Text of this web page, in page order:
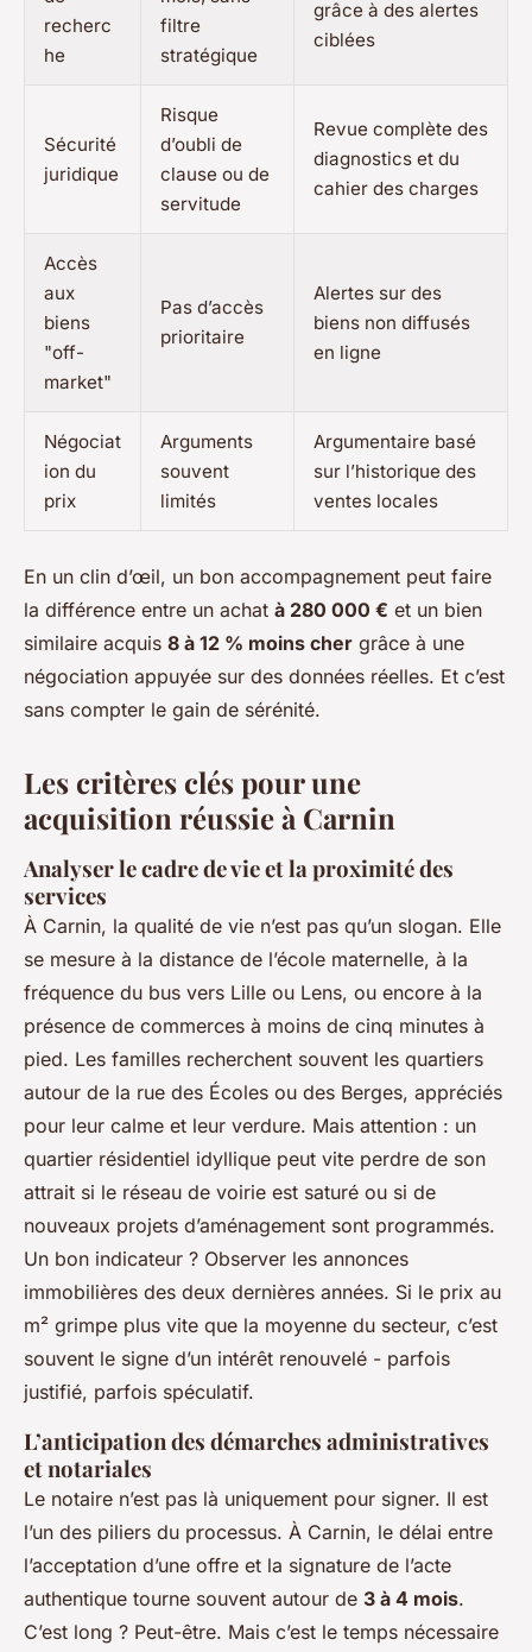
recherc
he
filtre
stratégique
grâce à des alertes
ciblées
Sécurité
juridique
Risque
d’oubli de
clause ou de
servitude
Revue complète des
diagnostics et du
cahier des charges
Accès
aux
biens
"off-
market"
Pas d’accès
prioritaire
Alertes sur des
biens non diffusés
en ligne
Négociat
ion du
prix
Arguments
souvent
limités
Argumentaire basé
sur l’historique des
ventes locales
En un clin d’œil, un bon accompagnement peut faire
la différence entre un achat à 280 000 € et un bien
similaire acquis 8 à 12 % moins cher grâce à une
négociation appuyée sur des données réelles. Et c’est
sans compter le gain de sérénité.
Les critères clés pour une
acquisition réussie à Carnin
Analyser le cadre de vie et la proximité des
services
À Carnin, la qualité de vie n’est pas qu’un slogan. Elle
se mesure à la distance de l’école maternelle, à la
fréquence du bus vers Lille ou Lens, ou encore à la
présence de commerces à moins de cinq minutes à
pied. Les familles recherchent souvent les quartiers
autour de la rue des Écoles ou des Berges, appréciés
pour leur calme et leur verdure. Mais attention : un
quartier résidentiel idyllique peut vite perdre de son
attrait si le réseau de voirie est saturé ou si de
nouveaux projets d’aménagement sont programmés.
Un bon indicateur ? Observer les annonces
immobilières des deux dernières années. Si le prix au
m² grimpe plus vite que la moyenne du secteur, c’est
souvent le signe d’un intérêt renouvelé - parfois
justifié, parfois spéculatif.
L’anticipation des démarches administratives
et notariales
Le notaire n’est pas là uniquement pour signer. Il est
l’un des piliers du processus. À Carnin, le délai entre
l’acceptation d’une offre et la signature de l’acte
authentique tourne souvent autour de 3 à 4 mois.
C’est long ? Peut-être. Mais c’est le temps nécessaire